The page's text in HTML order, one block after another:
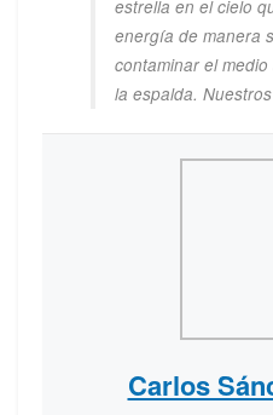
estrella en el cielo
energía de manera
contaminar el
la espalda.
Carlos